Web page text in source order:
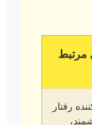
مرتبط
رفتار